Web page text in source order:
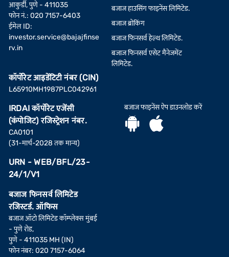
आकुर्डी, पुणे - 411035
फोन नं.: 020 7157-6403
ईमेल ID:
investor.service@bajajfinse
rv.in
कॉर्पोरेट आइडेंटिटी नंबर (CIN)
L65910MH1987PLC042961
IRDAI कॉर्पोरेट एजेंसी
(कंपोजिट) रजिस्ट्रेशन नंबर.
CA0101
(31-मार्च-2028 तक मान्य)
URN - WEB/BFL/23-
24/1/V1
बजाज फिनसर्व लिमिटेड
रजिस्टर्ड. ऑफिस
बजाज ऑटो लिमिटेड कॉम्प्लेक्स मुंबई
- पुणे रोड,
पुणे - 411035 MH (IN)
फोन नंबर: 020 7157-6064
बजाज हाउसिंग फाइनेंस लिमिटेड.
बजाज ब्रोकिंग
बजाज फिनसर्व हेल्थ लिमिटेड.
बजाज फिनसर्व एसेट मैनेजमेंट
लिमिटेड.
बजाज फाइनेंस ऐप डाउनलोड करें